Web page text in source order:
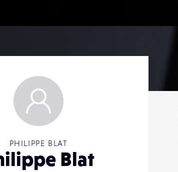
PHILIPPE BLAT
Blat